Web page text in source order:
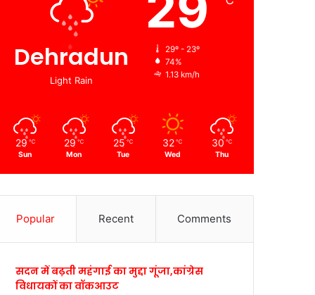
Dehradun
Light Rain
29º - 23º
74%
1.13 km/h
29 ℃
Sun
29 ℃
Mon
25 ℃
Tue
32 ℃
Wed
30 ℃
Thu
Popular Recent Comments
सदन में बढ़ती महंगाई का मुद्दा गूंजा,कांग्रेस
विधायकों का वॉकआउट